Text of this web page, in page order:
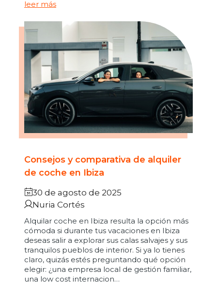
leer más
Consejos y comparativa de alquiler
de coche en Ibiza
30 de agosto de 2025
Nuria Cortés
Alquilar coche en Ibiza resulta la opción más
cómoda si durante tus vacaciones en Ibiza
deseas salir a explorar sus calas salvajes y sus
tranquilos pueblos de interior. Si ya lo tienes
claro, quizás estés preguntando qué opción
elegir: ¿una empresa local de gestión familiar,
una low cost internacion…